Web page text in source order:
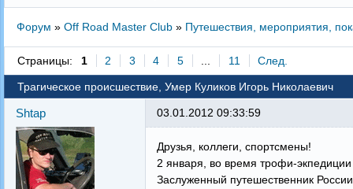
Форум » Off Road Master Club » Путешествия, мероприятия,
Страницы: 1 2 3 4 5 11 След.
Трагическое происшествие, Умер Куликов Игорь Николаевич
Shtap 03.01.2012 09:33:59
Друзья, коллеги, спортсмены!
2 января, во время трофи-
Заслуженный путешественник